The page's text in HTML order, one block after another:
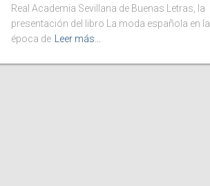
Real Academia Sevillana de Buenas Letras, la
presentación del libro La moda española en la
época de Leer más…